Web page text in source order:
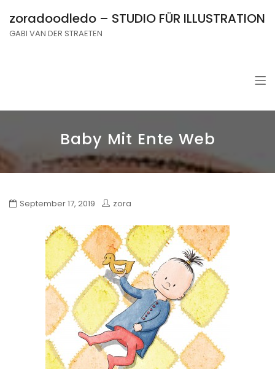
zoradoodledo – STUDIO FÜR ILLUSTRATION
GABI VAN DER STRAETEN
Baby Mit Ente Web
September 17, 2019 zora